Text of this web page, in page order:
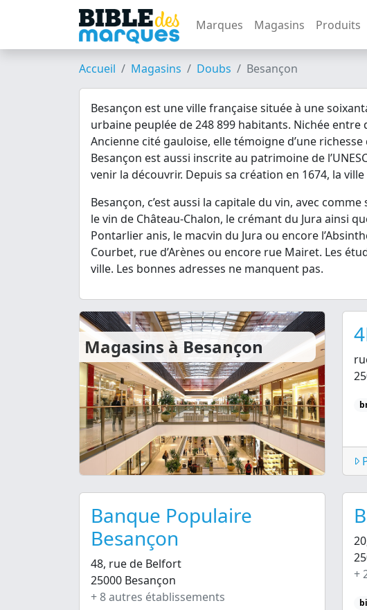
Marques Magasins Produits
Accueil Magasins Doubs Besançon
Besançon est une ville française située à une
urbaine peuplée de 248 899 habitants. Nichée
Ancienne cité gauloise, elle témoigne d’une
Besançon est aussi inscrite au patrimoine de
venir la découvrir. Depuis sa création en 1674, la
Besançon, c’est aussi la capitale du vin, avec
le vin de Château-Chalon, le crémant du Jura ainsi
Pontarlier anis, le macvin du Jura ou encore
Courbet, rue d’Arènes ou encore rue Mairet. Les
ville. Les bonnes adresses ne manquent pas.
Magasins à Besançon
Banque Populaire
Besançon
48, rue de Belfort
25000 Besançon
+ 8 autres établissements
+